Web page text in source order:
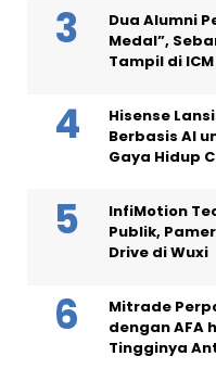
Dua Alumni
Medal”,
Tampil di ICM
Hisense
Berbasis AI
Gaya Hidup
InfiMotion
Publik,
Drive di Wuxi
Mitrade
dengan AFA
Tingginya